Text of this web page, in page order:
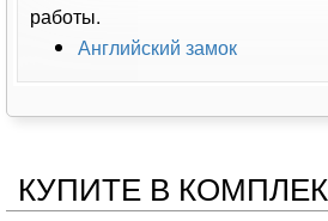
работы.
Английский замок
КУПИТЕ В